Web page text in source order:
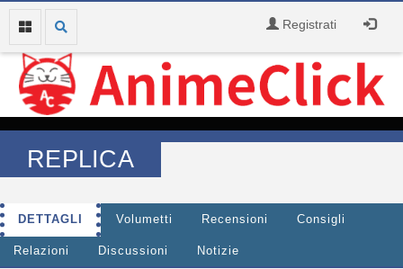
Registrati
REPLICA
DETTAGLI Volumetti Recensioni Consigli
Relazioni Discussioni Notizie